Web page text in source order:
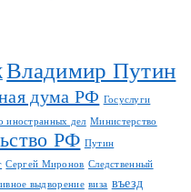
Владимир Путин
дума РФ Госуслуги
иностранных дел Министерство
РФ Путин
Сергей Миронов Следственный
выдворение виза въезд